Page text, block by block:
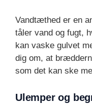
Vandtæthed er en
tåler vand og fugt,
kan vaske gulvet
dig om, at
som det kan ske
Ulemper og